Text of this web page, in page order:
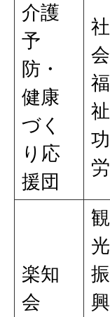
介護
予
防・
健康
づく
り応
援団
社
会
福
祉
功
労
楽知
会
観
光
振
興